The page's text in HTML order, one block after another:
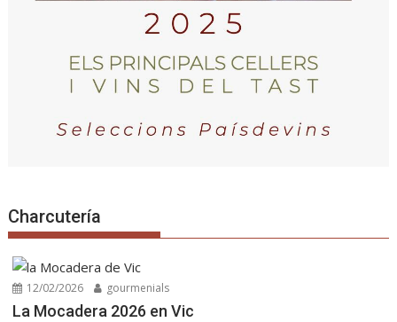
Charcutería
12/02/2026 gourmenials
La Mocadera 2026 en Vic